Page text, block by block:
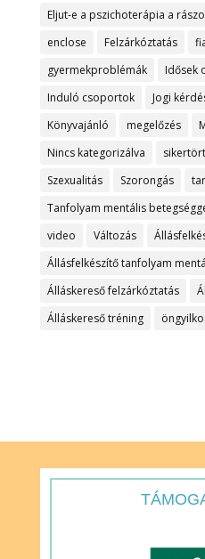
Eljut-e a pszichoterápia a
enclose
Felzárkóztatás
gyermekproblémák
Idősek
Induló csoportok
Jogi
Könyvajánló
megelőzés
Nincs kategorizálva
Szexualitás
Szorongás
Tanfolyam mentális
video
Változás
Állásfelkészítő tanfolyam
Álláskereső felzárkóztatás
Álláskereső tréning